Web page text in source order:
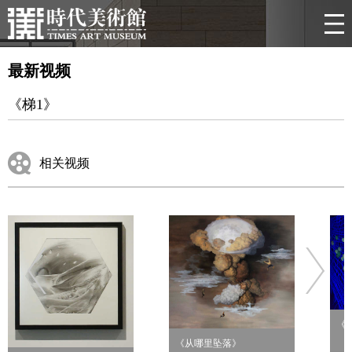
最新视频
《梯1》
相关视频
《从哪里坠落》
《